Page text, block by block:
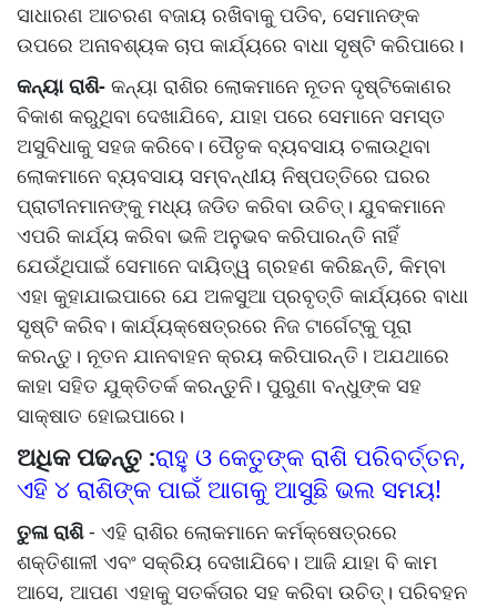
ସାଧାରଣ ଆଚରଣ ବଜାୟ ରଖିବାକୁ ପଡିବ, ସେମାନଙ୍କ
ଉପରେ ଅନାବଶ୍ୟକ ଚାପ କାର୍ଯ୍ୟରେ ବାଧା ସୃଷ୍ଟି କରିପାରେ।
କନ୍ୟା ରାଶି- କନ୍ୟା ରାଶିର ଲୋକମାନେ ନୂତନ ଦୃଷ୍ଟିକୋଣର
ବିକାଶ କରୁଥିବା ଦେଖାଯିବେ, ଯାହା ପରେ ସେମାନେ ସମସ୍ତ
ଅସୁବିଧାକୁ ସହଜ କରିବେ। ପୈତୃକ ବ୍ୟବସାୟ ଚଳାଉଥିବା
ଲୋକମାନେ ବ୍ୟବସାୟ ସମ୍ବନ୍ଧୀୟ ନିଷ୍ପତ୍ତିରେ ଘରର
ପ୍ରାଚୀନମାନଙ୍କୁ ମଧ୍ୟ ଜଡିତ କରିବା ଉଚିତ୍। ଯୁବକମାନେ
ଏପରି କାର୍ଯ୍ୟ କରିବା ଭଳି ଅନୁଭବ କରିପାରନ୍ତି ନାହିଁ
ଯେଉଁଥିପାଇଁ ସେମାନେ ଦାୟିତ୍ୱ ଗ୍ରହଣ କରିଛନ୍ତି, କିମ୍ବା
ଏହା କୁହାଯାଇପାରେ ଯେ ଅଳସୁଆ ପ୍ରବୃତ୍ତି କାର୍ଯ୍ୟରେ ବାଧା
ସୃଷ୍ଟି କରିବ। କାର୍ଯ୍ୟକ୍ଷେତ୍ରରେ ନିଜ ଟାର୍ଗେଟ୍‌କୁ ପୂରା
କରନ୍ତୁ। ନୂତନ ଯାନବାହନ କ୍ରୟ କରିପାରନ୍ତି। ଅଯଥାରେ
କାହା ସହିତ ଯୁକ୍ତିତର୍କ କରନ୍ତୁନି। ପୁରୁଣା ବନ୍ଧୁଙ୍କ ସହ
ସାକ୍ଷାତ ହୋଇପାରେ।
ଅଧିକ ପଢନ୍ତୁ :ରାହୁ ଓ କେତୁଙ୍କ ରାଶି ପରିବର୍ତ୍ତନ,
ଏହି ୪ ରାଶିଙ୍କ ପାଇଁ ଆଗକୁ ଆସୁଛି ଭଲ ସମୟ!
ତୁଳା ରାଶି- ଏହି ରାଶିର ଲୋକମାନେ କର୍ମକ୍ଷେତ୍ରରେ
ଶକ୍ତିଶାଳୀ ଏବଂ ସକ୍ରିୟ ଦେଖାଯିବେ। ଆଜି ଯାହା ବି କାମ
ଆସେ, ଆପଣ ଏହାକୁ ସତର୍କତାର ସହ କରିବା ଉଚିତ୍। ପରିବହନ